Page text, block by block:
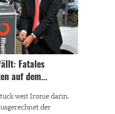
Fatales
auf dem…
weit Ironie darin,
der